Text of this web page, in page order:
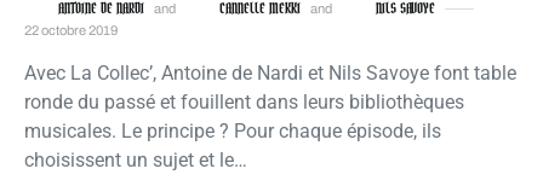
ANTOINE DE NARDI and CANNELLE MEKKI and NILS SAVOYE
22 octobre 2019
Avec La Collec’, Antoine de Nardi et Nils Savoye font table
ronde du passé et fouillent dans leurs bibliothèques
musicales. Le principe ? Pour chaque épisode, ils
choisissent un sujet et le…